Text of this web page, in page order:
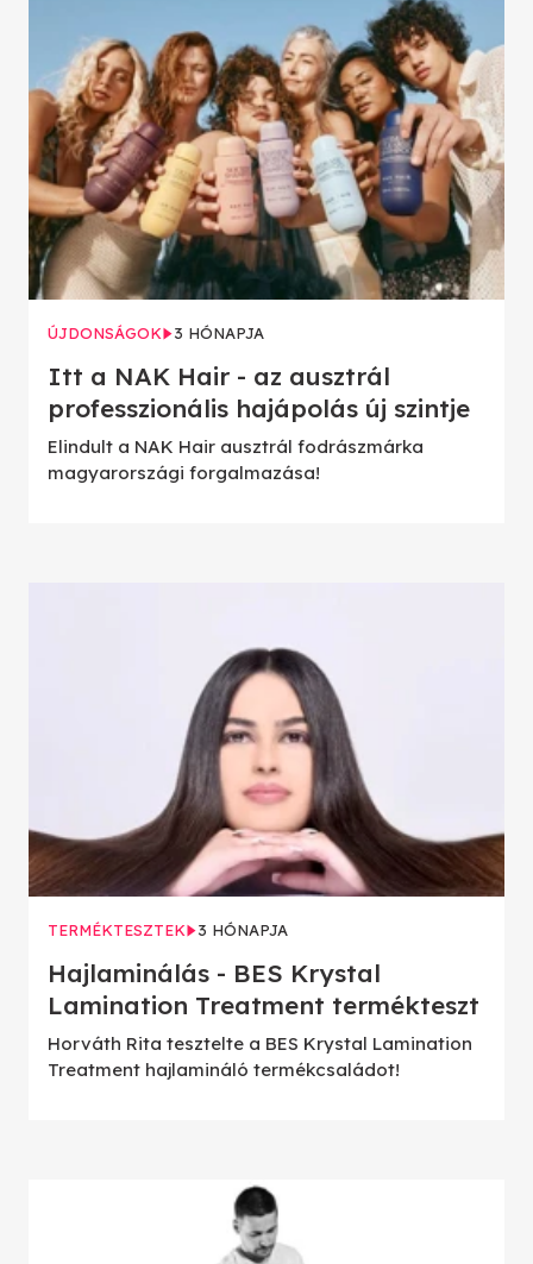
ÚJDONSÁGOK 3 HÓNAPJA
Itt a NAK Hair - az ausztrál
professzionális hajápolás új szintje
Elindult a NAK Hair ausztrál fodrászmárka
magyarországi forgalmazása!
TERMÉKTESZTEK 3 HÓNAPJA
Hajlaminálás - BES Krystal
Lamination Treatment termékteszt
Horváth Rita tesztelte a BES Krystal Lamination
Treatment hajlamináló termékcsaládot!